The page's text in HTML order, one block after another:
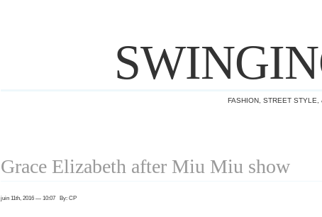
FASHION, STREET STYLE,
Grace Elizabeth after Miu Miu show
juin 11th, 2016 — 10:07 By: CP